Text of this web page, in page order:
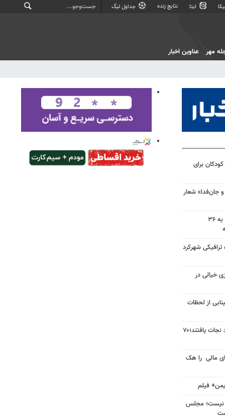
ایتا نتایج زنده جداول لیگ
مهر عناوین اخبار
برای
جان‌فدا» شعار
امدادرسانی هلال احمر اصفهان به ۳۶
ترافیکی شهرکرد
خیالی در
از لحظات
۴ نفر از غرق‌شدگی در زاینده‌رود نجات یافتند؛۷۰
مالی را هک
فیلم
نیست؛ مجلس